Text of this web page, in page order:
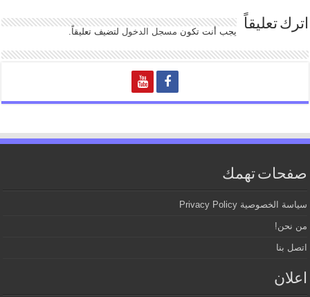
اترك تعليقاً يجب أنت تكون مسجل الدخوللتضيف تعليقاً.
صفحات تهمك
سياسة الخصوصية Privacy Policy
من نحن!
اتصل بنا
اعلان